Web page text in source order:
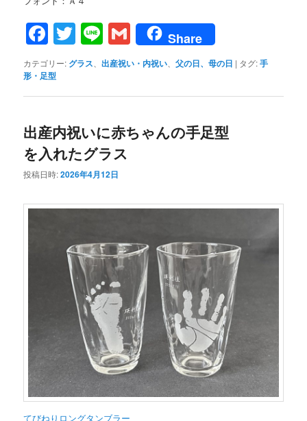
Facebook
Twitter
LineGmail
Share
カテゴリー: グラス 、出産祝い・内祝い 、父の日、母の日 | タグ:手
形・足型
出産内祝いに赤ちゃんの手足型
を入れたグラス
投稿日時:2026年4月12日
てびねりロングタンブラー